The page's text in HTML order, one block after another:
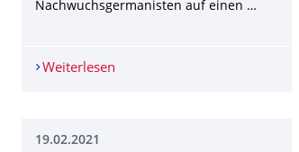
als Wirtschaftsgut
Nachwuchsgermanisten auf einen …
Weiterlesen TUD-Absolventin des
19.02.2021